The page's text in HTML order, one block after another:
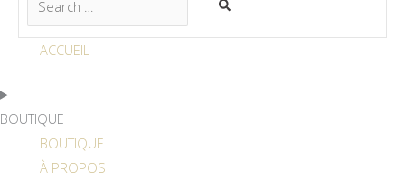
ACCUEIL
BOUTIQUE
BOUTIQUE
À PROPOS